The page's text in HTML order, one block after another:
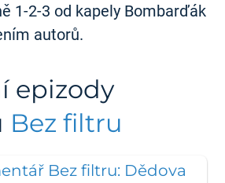
1-2-3 od kapely Bombarďák
autorů.
epizody
Bez filtru
Bez filtru: Dědova